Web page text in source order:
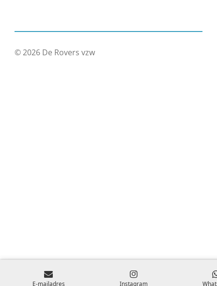
© 2026 De Rovers vzw
E-mailadres Instagram